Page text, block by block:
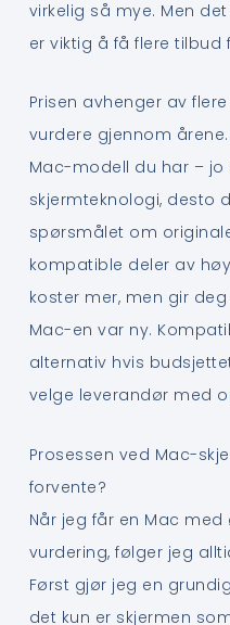
virkelig så mye. Men
er viktig å få flere
Prisen avhenger av
vurdere gjennom
Mac-modell du har –
skjermteknologi, desto
spørsmålet om
kompatible deler av
koster mer, men gir
Mac-en var ny.
alternativ hvis
velge leverandør med
Prosessen ved Mac-
forvente?
Når jeg får en Mac
vurdering, følger jeg
Først gjør jeg en
det kun er skjermen